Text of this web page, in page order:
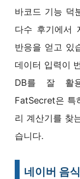
바코드 기능 덕
다수 후기에서
반응을 얻고 있
데이터 입력이
DB를 잘 활
FatSecret은 특
리 계산기를 찾
습니다.
네이버 음